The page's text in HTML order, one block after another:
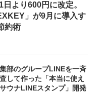
より600円に改定。
」が9月に導入す
約術
部のグループLINEを一斉
して作った「本当に使え
ウナLINEスタンプ」開発